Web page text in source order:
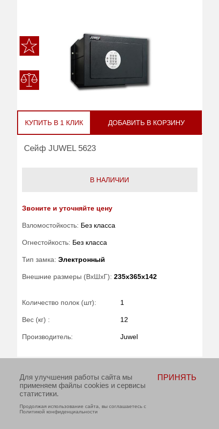
КУПИТЬ В 1 КЛИК ДОБАВИТЬ В КОРЗИНУ
Сейф JUWEL 5623
В НАЛИЧИИ
Звоните и уточняйте цену
Взломостойкость: Без класса
Огнестойкость: Без класса
Тип замка: Электронный
Внешние размеры (ВхШхГ): 235x365x142
Количество полок (шт): 1
Вес (кг) : 12
Производитель: Juwel
Для улучшения работы сайта мы
применяем файлы cookies и сервисы
статистики.
Продолжая использование сайта, вы соглашаетесь с
Политикой конфиденциальности
ПРИНЯТЬ